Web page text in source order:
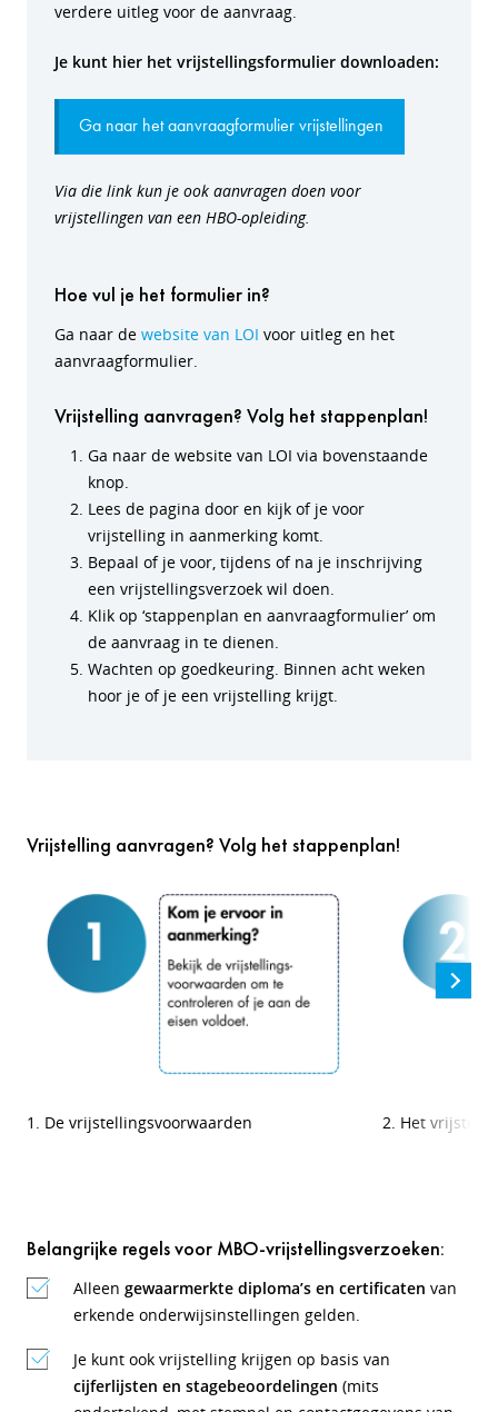
verdere uitleg voor de aanvraag.
Je kunt hier het vrijstellingsformulier downloaden:
Ga naar het aanvraagformulier vrijstellingen
Via die link kun je ook aanvragen doen voor
vrijstellingen van een HBO-opleiding.
Hoe vul je het formulier in?
Ga naar de website van LOI voor uitleg en het
aanvraagformulier.
Vrijstelling aanvragen? Volg het stappenplan!
Ga naar de website van LOI via bovenstaande
knop.
Lees de pagina door en kijk of je voor
vrijstelling in aanmerking komt.
Bepaal of je voor, tijdens of na je inschrijving
een vrijstellingsverzoek wil doen.
Klik op ‘stappenplan en aanvraagformulier’ om
de aanvraag in te dienen.
Wachten op goedkeuring. Binnen acht weken
hoor je of je een vrijstelling krijgt.
Vrijstelling aanvragen? Volg het stappenplan!
1. De vrijstellingsvoorwaarden 2. Het
Belangrijke regels voor MBO-vrijstellingsverzoeken:
Alleen gewaarmerkte diploma’s en certificaten van
erkende onderwijsinstellingen gelden.
Je kunt ook vrijstelling krijgen op basis van
cijferlijsten en stagebeoordelingen (mits